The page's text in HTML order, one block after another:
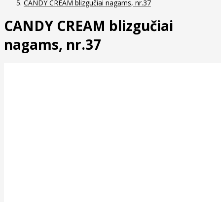
CANDY CREAM blizgučiai nagams, nr.37
CANDY CREAM blizgučiai
nagams, nr.37